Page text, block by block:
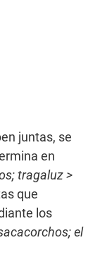
juntas, se
en
tragaluz >
que
los
el